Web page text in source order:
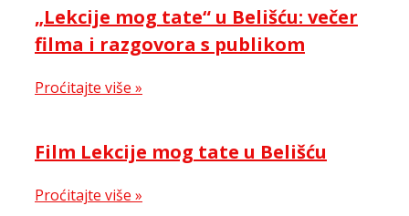
„Lekcije mog tate“ u Belišću: večer
filma i razgovora s publikom
Proćitajte više »
Film Lekcije mog tate u Belišću
Proćitajte više »